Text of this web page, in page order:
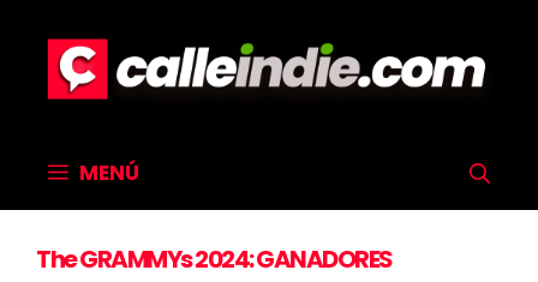
contenido
MENÚ
The GRAMMYs 2024: GANADORES